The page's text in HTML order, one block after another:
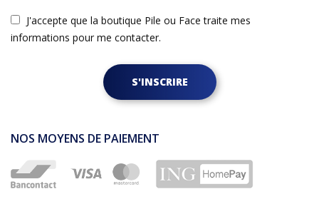
J'accepte que la boutique Pile ou Face traite mes
informations pour me contacter.
S'INSCRIRE
NOS MOYENS DE PAIEMENT